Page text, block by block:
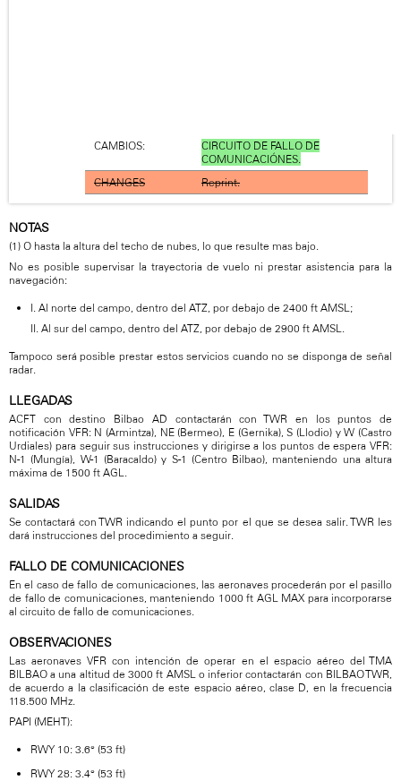
CAMBIOS:
CIRCUITO DE FALLO DE
COMUNICACIÓNES.
CHANGES
Reprint.
NOTAS
(1) O hasta la altura del techo de nubes, lo que resulte mas bajo.
No es posible supervisar la trayectoria de vuelo ni prestar asistencia para la
navegación:
I. Al norte del campo, dentro del ATZ, por debajo de 2400 ft AMSL;
II. Al sur del campo, dentro del ATZ, por debajo de 2900 ft AMSL.
Tampoco será posible prestar estos servicios cuando no se disponga de señal
radar.
LLEGADAS
ACFT con destino Bilbao AD contactarán con TWR en los puntos de
notificación VFR: N (Armintza), NE (Bermeo), E (Gernika), S (Llodio) y W (Castro
Urdiales) para seguir sus instrucciones y dirigirse a los puntos de espera VFR:
N-1 (Mungía), W-1 (Baracaldo) y S-1 (Centro Bilbao), manteniendo una altura
máxima de 1500 ft AGL.
SALIDAS
Se contactará con TWR indicando el punto por el que se desea salir. TWR les
dará instrucciones del procedimiento a seguir.
FALLO DE COMUNICACIONES
En el caso de fallo de comunicaciones, las aeronaves procederán por el pasillo
de fallo de comunicaciones, manteniendo 1000 ft AGL MAX para incorporarse
al circuito de fallo de comunicaciones.
OBSERVACIONES
Las aeronaves VFR con intención de operar en el espacio aéreo del TMA
BILBAO a una altitud de 3000 ft AMSL o inferior contactarán con BILBAO TWR,
de acuerdo a la clasificación de este espacio aéreo, clase D, en la frecuencia
118.500 MHz.
PAPI (MEHT):
RWY 10: 3.6° (53 ft)
RWY 28: 3.4° (53 ft)